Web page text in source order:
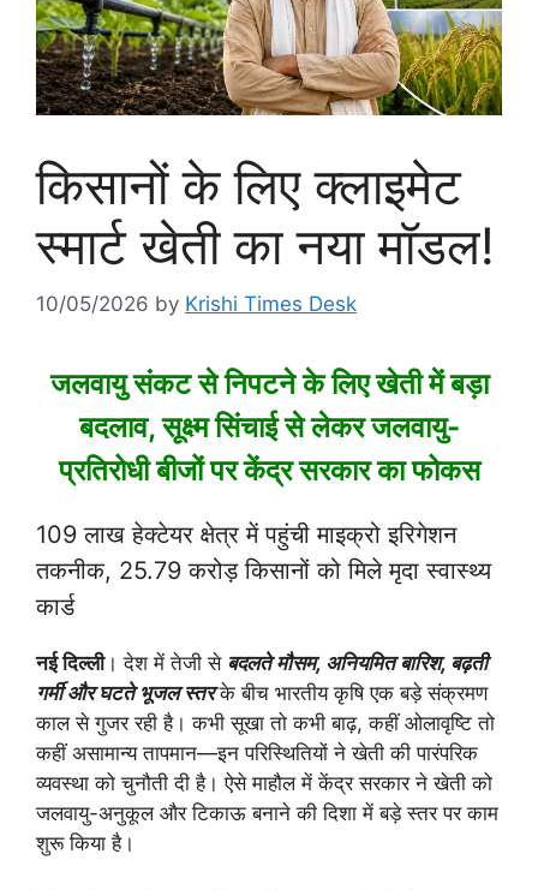
किसानों के लिए क्लाइमेट
स्मार्ट खेती का नया मॉडल!
10/05/2026 by Krishi Times Desk
जलवायु संकट से निपटने के लिए खेती में बड़ा
बदलाव, सूक्ष्म सिंचाई से लेकर जलवायु-
प्रतिरोधी बीजों पर केंद्र सरकार का फोकस
109 लाख हेक्टेयर क्षेत्र में पहुंची माइक्रो इरिगेशन
तकनीक, 25.79 करोड़ किसानों को मिले मृदा स्वास्थ्य
कार्ड
नई दिल्ली। देश में तेजी से बदलते मौसम, अनियमित बारिश, बढ़ती
गर्मी और घटते भूजल स्तरके बीच भारतीय कृषि एक बड़े संक्रमण
काल से गुजर रही है। कभी सूखा तो कभी बाढ़, कहीं ओलावृष्टि तो
कहीं असामान्य तापमान—इन परिस्थितियों ने खेती की पारंपरिक
व्यवस्था को चुनौती दी है। ऐसे माहौल में केंद्र सरकार ने खेती को
जलवायु-अनुकूल और टिकाऊ बनाने की दिशा में बड़े स्तर पर काम
शुरू किया है।